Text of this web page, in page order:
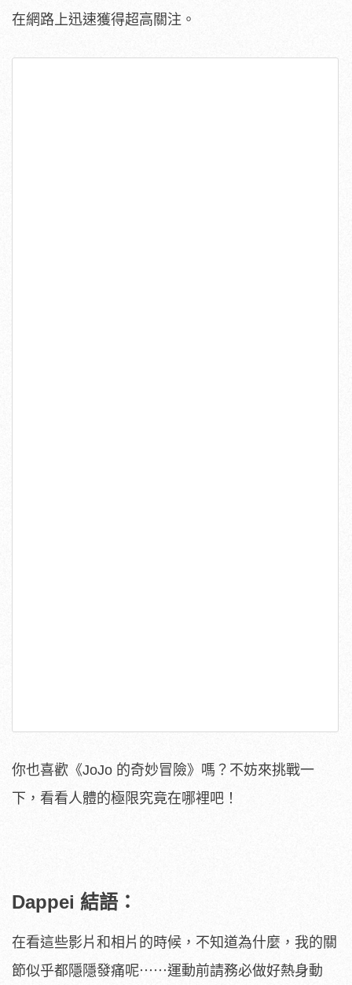
在網路上迅速獲得超高關注。
你也喜歡《JoJo 的奇妙冒險》嗎？不妨來挑戰一
下，看看人體的極限究竟在哪裡吧！
Dappei 結語：
在看這些影片和相片的時候，不知道為什麼，我的關
節似乎都隱隱發痛呢⋯⋯運動前請務必做好熱身動